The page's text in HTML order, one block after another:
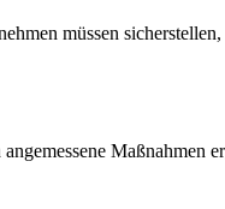
müssen sicherstellen,